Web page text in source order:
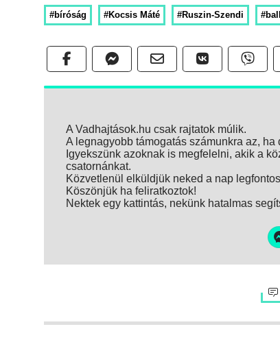
#bíróság #Kocsis Máté #Ruszin-Szendi
A Vadhajtások.hu csak rajtatok múlik.
A legnagyobb támogatás számunkra az,
Igyekszünk azoknak is megfelelni, akik a
csatornánkat.
Közvetlenül elküldjük neked a nap
Köszönjük ha feliratkoztok!
Nektek egy kattintás, nekünk hatalmas